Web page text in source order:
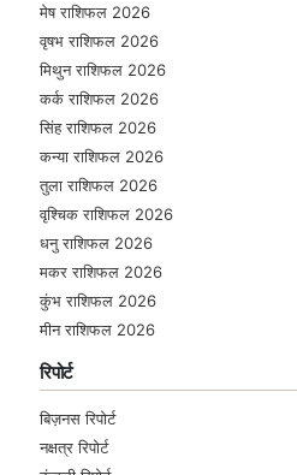
मेष राशिफल 2026
वृषभ राशिफल 2026
मिथुन राशिफल 2026
कर्क राशिफल 2026
सिंह राशिफल 2026
कन्या राशिफल 2026
तुला राशिफल 2026
वृश्चिक राशिफल 2026
धनु राशिफल 2026
मकर राशिफल 2026
कुंभ राशिफल 2026
मीन राशिफल 2026
रिपोर्ट
बिज़नस रिपोर्ट
नक्षत्र रिपोर्ट